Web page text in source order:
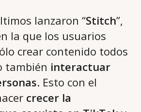
lanzaron “Stitch”,
la que los usuarios
crear contenido todos
también interactuar
. Esto con el
crecer la